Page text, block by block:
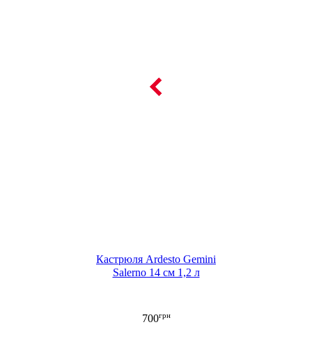
Кастрюля Ardesto Gemini
Salerno 14 см 1,2 л
700грн